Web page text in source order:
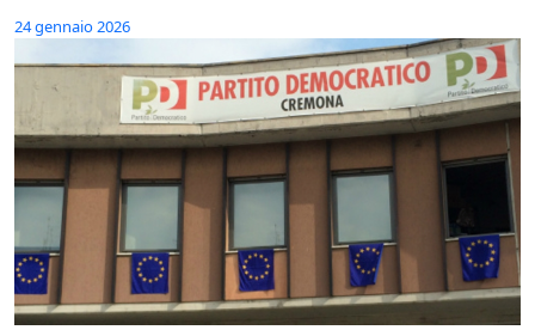
24 gennaio 2026